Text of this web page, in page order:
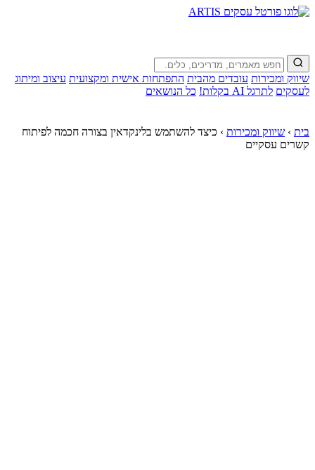
שיווק ומכירות עובדים מהבית התפתחות אישית ומקצועית עיצוב ומיתוג
לעסקים לתרגל AI בקלות! כל הנושאים
בית › שיווק ומכירות › כיצד להשתמש בלינקדאין בצורה חכמה לפיתוח
קשרים עסקיים